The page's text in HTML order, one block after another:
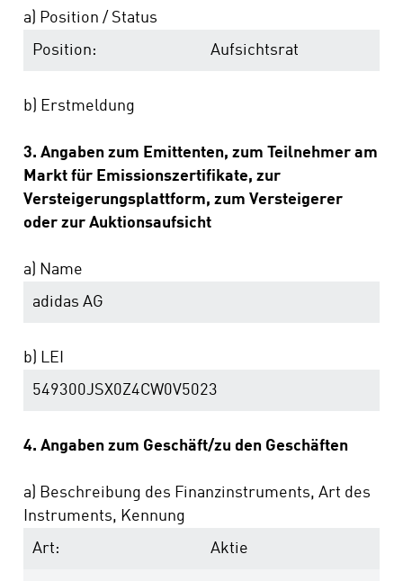
a) Position / Status
Position:
Aufsichtsrat
b) Erstmeldung
3. Angaben zum Emittenten, zum Teilnehmer am
Markt für Emissionszertifikate, zur
Versteigerungsplattform, zum Versteigerer
oder zur Auktionsaufsicht
a) Name
adidas AG
b) LEI
549300JSX0Z4CW0V5023
4. Angaben zum Geschäft/zu den Geschäften
a) Beschreibung des Finanzinstruments, Art des
Instruments, Kennung
Art:
Aktie